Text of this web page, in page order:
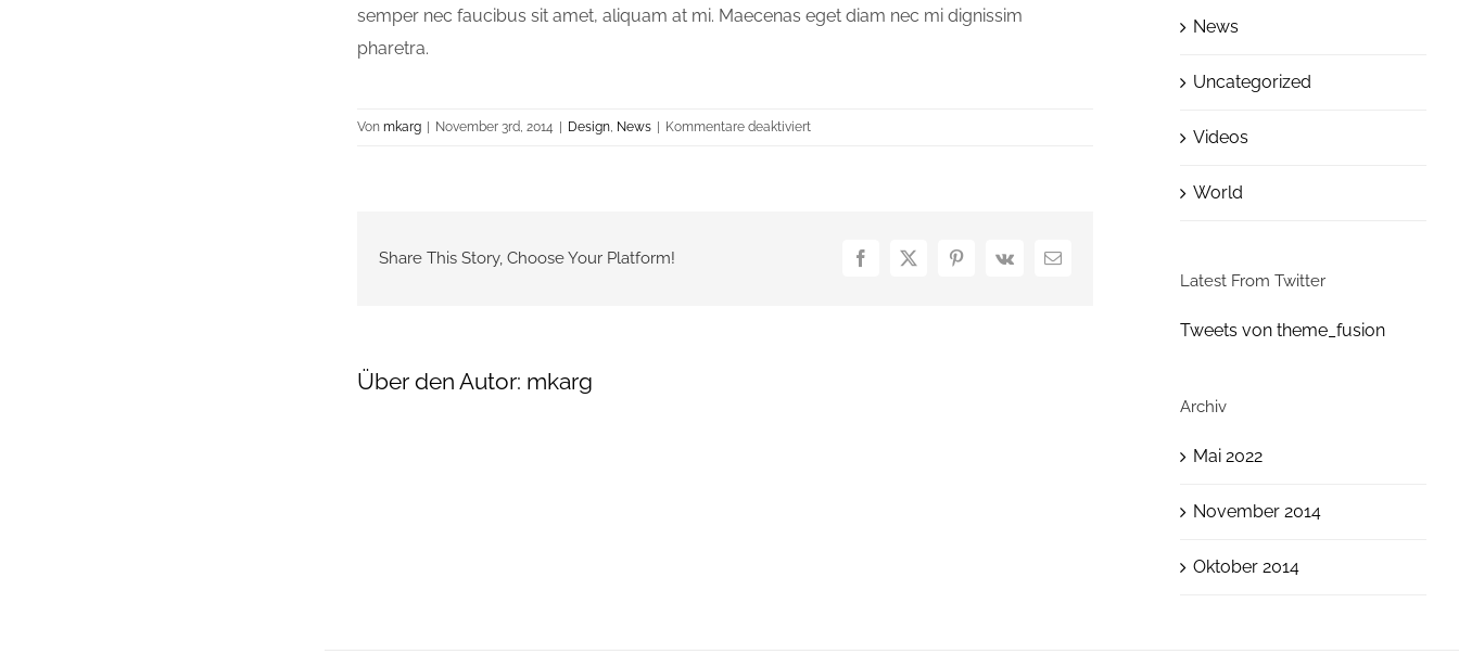
semper nec faucibus sit amet, aliquam at mi. Maecenas eget diam nec mi dignissim
pharetra.
Von mkarg November 3rd, 2014 Design, News Kommentare deaktiviertfür
Share This Story, Choose Your Platform! Facebook
X Pinterest
Vk
E-
Über den Autor: mkarg
News
Uncategorized
Videos
World
Latest From Twitter
Tweets von theme_fusion
Archiv
Mai 2022
November 2014
Oktober 2014